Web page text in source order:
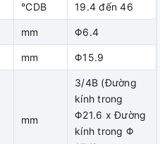
rời giúp cho đường ống
đối với model RNQ30-
°CDB 19.4 đến 46
mm Φ6.4
mm Φ15.9
mm
3/4B (Đường
kính trong
Φ21.6 x Đường
kính trong Φ